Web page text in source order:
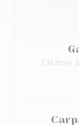
Chutney